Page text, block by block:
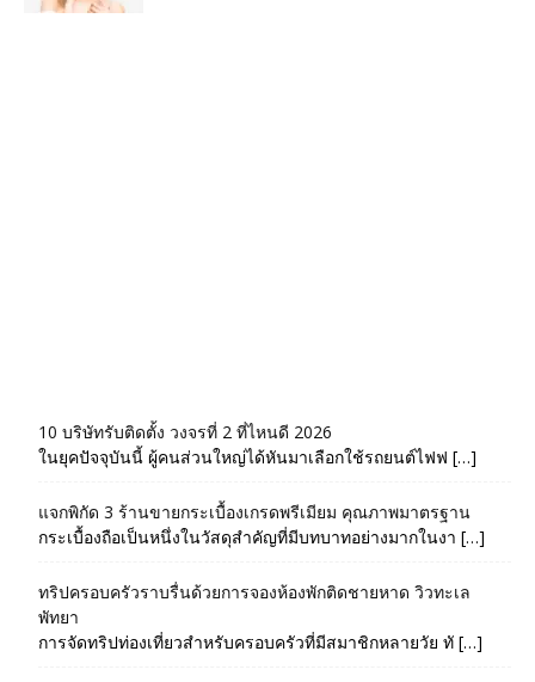
10 บริษัทรับติดตั้ง วงจรที่ 2 ที่ไหนดี 2026
ในยุคปัจจุบันนี้ ผู้คนส่วนใหญ่ได้หันมาเลือกใช้รถยนต์ไฟฟ […]
แจกพิกัด 3 ร้านขายกระเบื้องเกรดพรีเมียม คุณภาพมาตรฐาน
กระเบื้องถือเป็นหนึ่งในวัสดุสำคัญที่มีบทบาทอย่างมากในงา […]
ทริปครอบครัวราบรื่นด้วยการจองห้องพักติดชายหาด วิวทะเล
พัทยา
การจัดทริปท่องเที่ยวสำหรับครอบครัวที่มีสมาชิกหลายวัย ทั […]